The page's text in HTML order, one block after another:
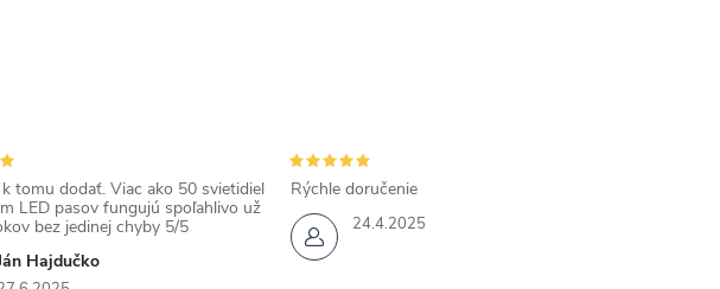
Hajdučko
tomu dodať. Viac ako 50 svietidiel
LED pasov fungujú spoľahlivo už
bez jedinej chyby 5/5
24.4.2025
Rýchle doručenie